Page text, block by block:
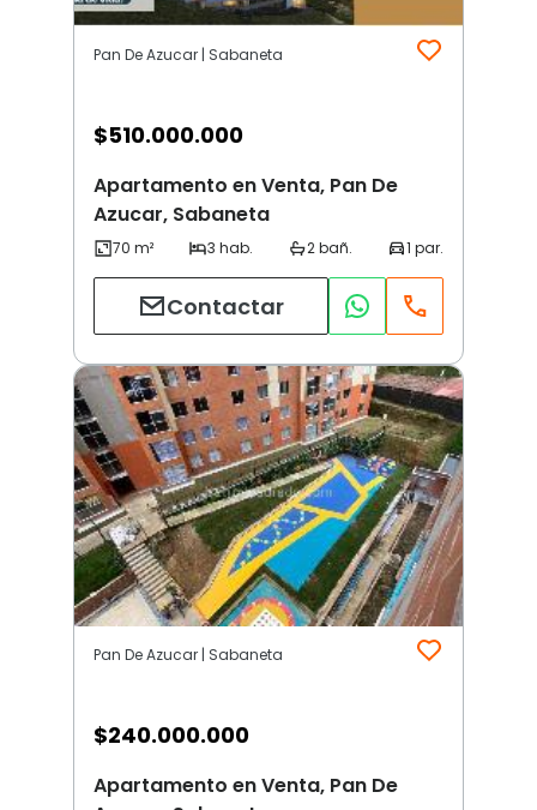
Pan De Azucar | Sabaneta
$510.000.000
Apartamento en Venta, Pan De
Azucar, Sabaneta
Contactar
Pan De Azucar | Sabaneta
$240.000.000
Apartamento en Venta, Pan De